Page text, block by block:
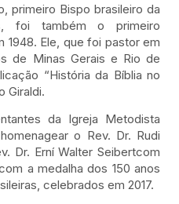
primeiro Bispo brasileiro da
foi também o primeiro
1948. Ele, que foi pastor em
de Minas Gerais e Rio de
“História da Bíblia no
Giraldi.
da Igreja Metodista
o Rev. Dr. Rudi
Dr. Erní Walter Seibertcom
a medalha dos 150 anos
celebrados em 2017.